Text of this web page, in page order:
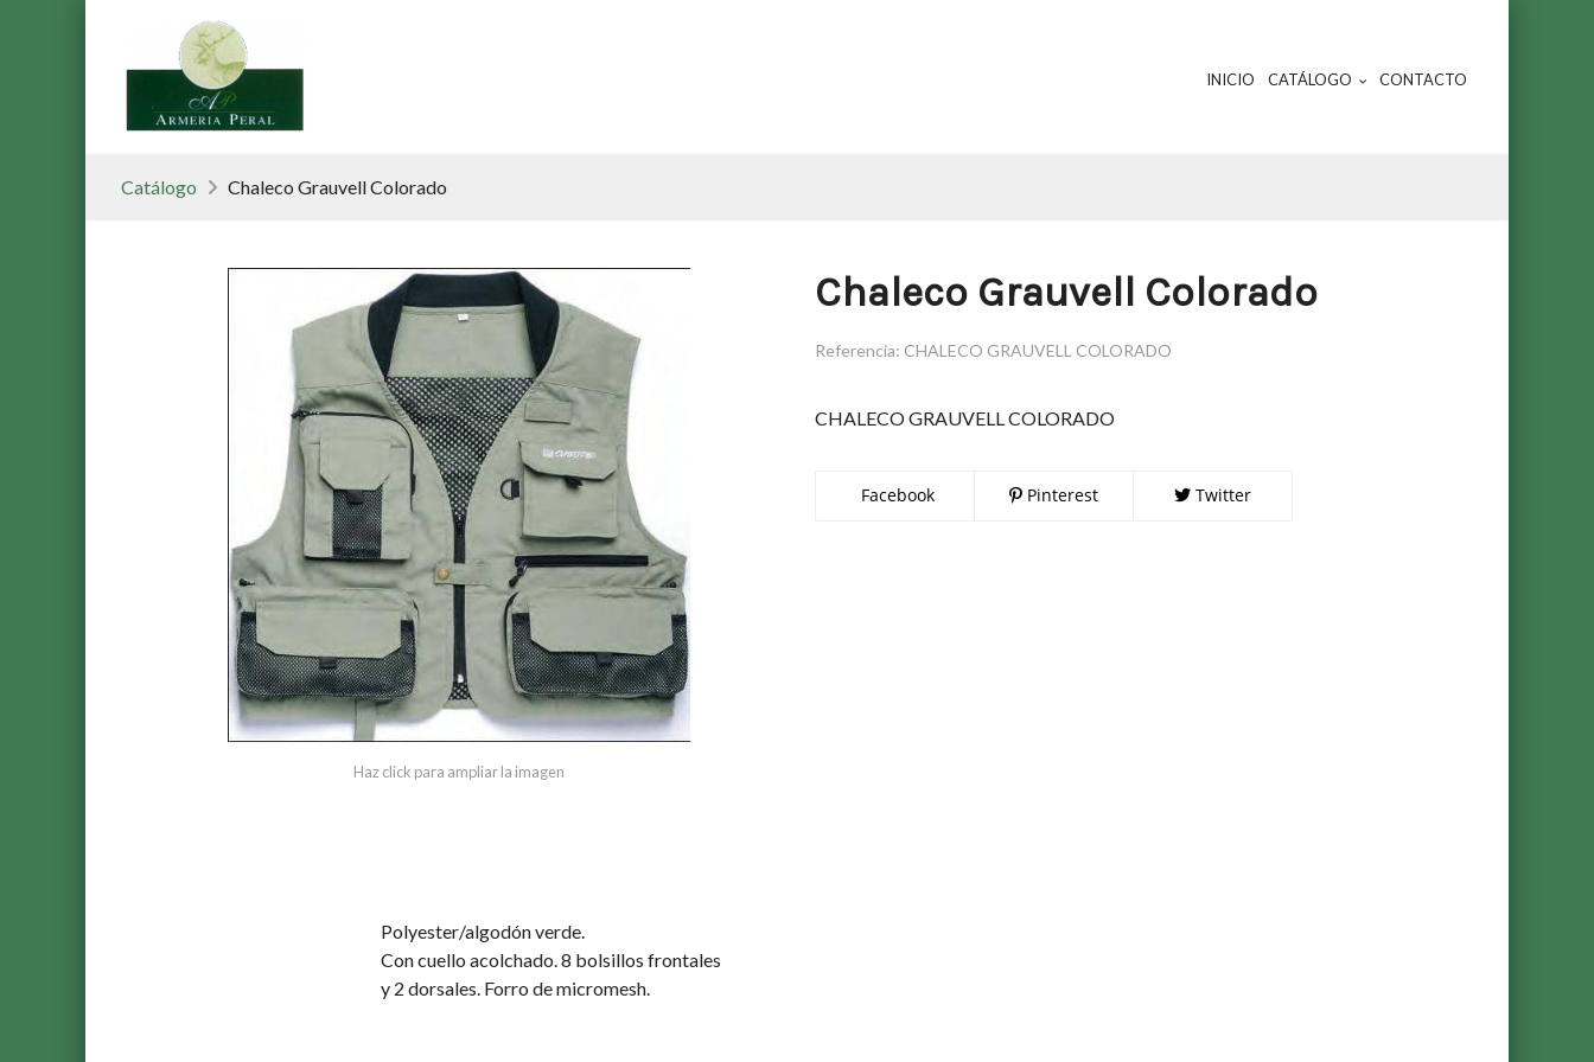
INICIO CATÁLOGO CONTACTO
Catálogo Chaleco Grauvell Colorado
Haz click para ampliar la imagen
Chaleco Grauvell Colorado
Referencia: CHALECO GRAUVELL COLORADO
CHALECO GRAUVELL COLORADO
Facebook Pinterest Twitter
Polyester/algodón verde.
Con cuello acolchado. 8 bolsillos frontales
y 2 dorsales. Forro de micromesh.